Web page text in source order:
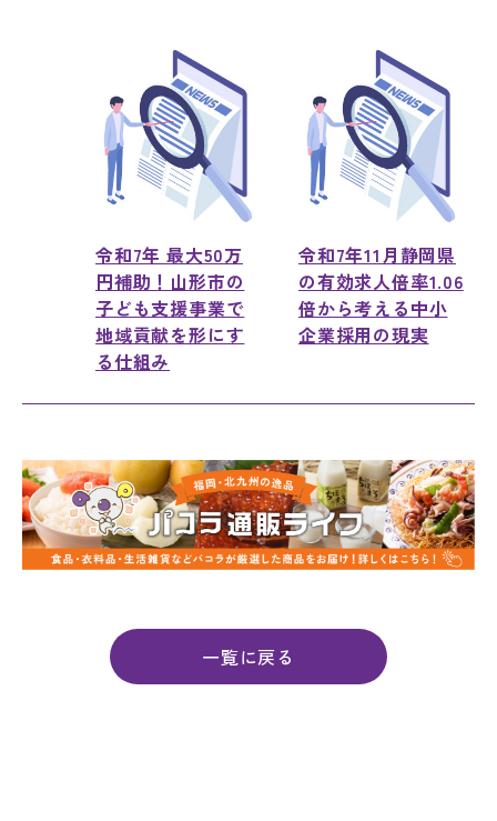
令和7年 最大50万
円補助！山形市の
子ども支援事業で
地域貢献を形にす
る仕組み
令和7年11月静岡県
の有効求人倍率1.06
倍から考える中小
企業採用の現実
一覧に戻る